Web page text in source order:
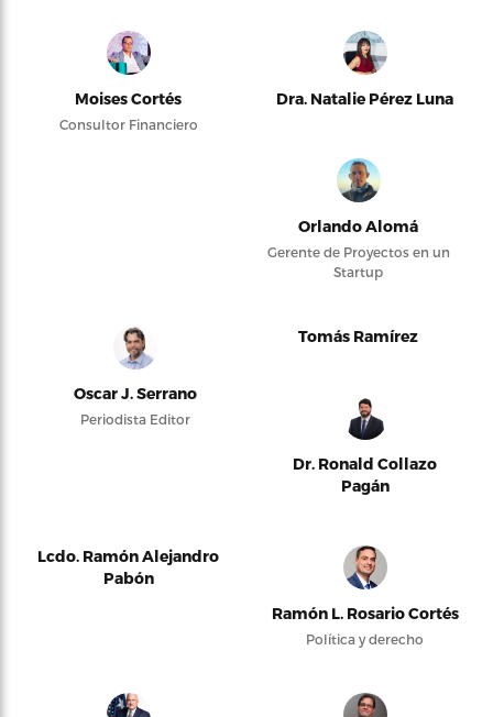
Moises Cortés
Consultor Financiero
Dra. Natalie Pérez Luna
Orlando Alomá
Gerente de Proyectos en un
Startup
Oscar J. Serrano
Periodista Editor
Tomás Ramírez
Dr. Ronald Collazo
Pagán
Lcdo. Ramón Alejandro
Pabón
Ramón L. Rosario Cortés
Política y derecho